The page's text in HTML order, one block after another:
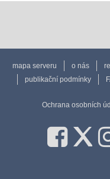
mapa serveru o nás
publikační podmínky
Ochrana osobních